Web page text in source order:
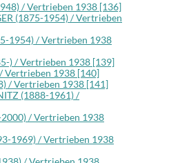
/ Vertrieben 1938 [136]
(1875-1954) / Vertrieben
1954) / Vertrieben 1938
) / Vertrieben 1938 [139]
Vertrieben 1938 [140]
/ Vertrieben 1938 [141]
(1888-1961) /
/ Vertrieben 1938
1969) / Vertrieben 1938